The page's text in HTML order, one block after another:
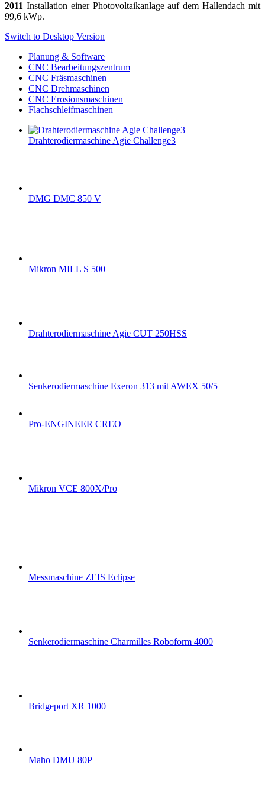
2011 Installation einer Photovoltaikanlage auf dem Hallendach mit
99,6 kWp.
Switch to Desktop Version
Planung & Software
CNC Bearbeitungszentrum
CNC Fräsmaschinen
CNC Drehmaschinen
CNC Erosionsmaschinen
Flachschleifmaschinen
Drahterodiermaschine Agie Challenge3
DMG DMC 850 V
Mikron MILL S 500
Drahterodiermaschine Agie CUT 250HSS
Senkerodiermaschine Exeron 313 mit AWEX 50/5
Pro-ENGINEER CREO
Mikron VCE 800X/Pro
Messmaschine ZEIS Eclipse
Senkerodiermaschine Charmilles Roboform 4000
Bridgeport XR 1000
Maho DMU 80P